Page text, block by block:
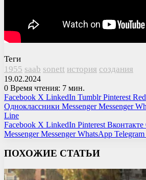
Теги
1955 saab sonett история создания
19.02.2024
0 Время чтения: 7 мин.
Facebook X LinkedIn Tumblr Pinterest
Одноклассники Messenger Messenger
Line
Facebook X LinkedIn Pinterest Вконтакте
Messenger Messenger WhatsApp Telegram
ПОХОЖИЕ СТАТЬИ